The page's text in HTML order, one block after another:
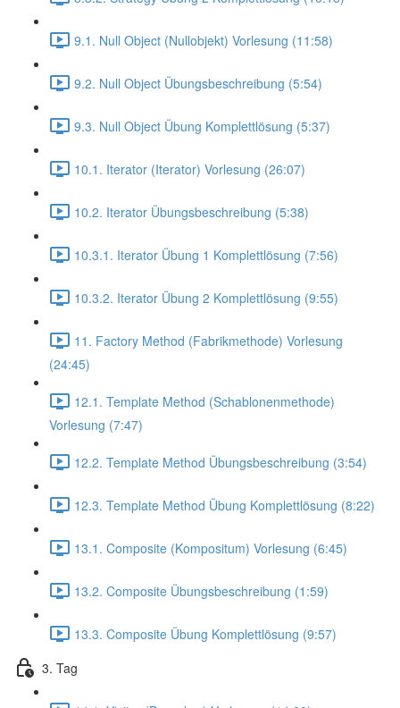
9.1. Null Object (Nullobjekt) Vorlesung (11:58)
9.2. Null Object Übungsbeschreibung (5:54)
9.3. Null Object Übung Komplettlösung (5:37)
10.1. Iterator (Iterator) Vorlesung (26:07)
10.2. Iterator Übungsbeschreibung (5:38)
10.3.1. Iterator Übung 1 Komplettlösung (7:56)
10.3.2. Iterator Übung 2 Komplettlösung (9:55)
11. Factory Method (Fabrikmethode) Vorlesung
(24:45)
12.1. Template Method (Schablonenmethode)
Vorlesung (7:47)
12.2. Template Method Übungsbeschreibung (3:54)
12.3. Template Method Übung Komplettlösung (8:22)
13.1. Composite (Kompositum) Vorlesung (6:45)
13.2. Composite Übungsbeschreibung (1:59)
13.3. Composite Übung Komplettlösung (9:57)
3. Tag